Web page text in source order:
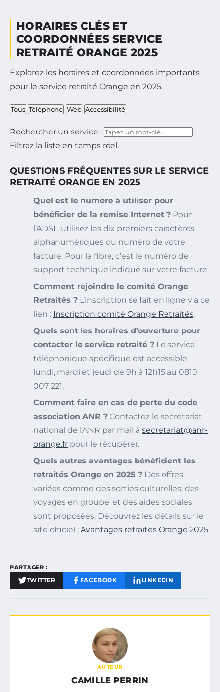
HORAIRES CLÉS ET
COORDONNÉES SERVICE
RETRAITÉ ORANGE 2025
Explorez les horaires et coordonnées importants
pour le service retraité Orange en 2025.
Tous Téléphone Web Accessibilité
Rechercher un service :
Filtrez la liste en temps réel.
QUESTIONS FRÉQUENTES SUR LE SERVICE
RETRAITÉ ORANGE EN 2025
Quel est le numéro à utiliser pour
bénéficier de la remise Internet ? Pour
l’ADSL, utilisez les dix premiers caractères
alphanumériques du numéro de votre
facture. Pour la fibre, c’est le numéro de
support technique indiqué sur votre facture.
Comment rejoindre le comité Orange
Retraités ? L’inscription se fait en ligne via ce
lien : Inscription comité Orange Retraités.
Quels sont les horaires d’ouverture pour
contacter le service retraité ? Le service
téléphonique spécifique est accessible
lundi, mardi et jeudi de 9h à 12h15 au 0810
007 221.
Comment faire en cas de perte du code
association ANR ? Contactez le secrétariat
national de l’ANR par mail à secretariat@anr-
orange.fr pour le récupérer.
Quels autres avantages bénéficient les
retraités Orange en 2025 ? Des offres
variées comme des sorties culturelles, des
voyages en groupe, et des aides sociales
sont proposées. Découvrez les détails sur le
site officiel : Avantages retraités Orange 2025.
PARTAGER :
TWITTER FACEBOOK LINKEDIN
AUTEUR
CAMILLE PERRIN